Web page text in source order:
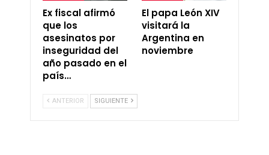
Ex fiscal afirmó
que los
asesinatos por
inseguridad del
año pasado en el
país…
El papa León XIV
visitará la
Argentina en
noviembre
ANTERIOR SIGUIENTE